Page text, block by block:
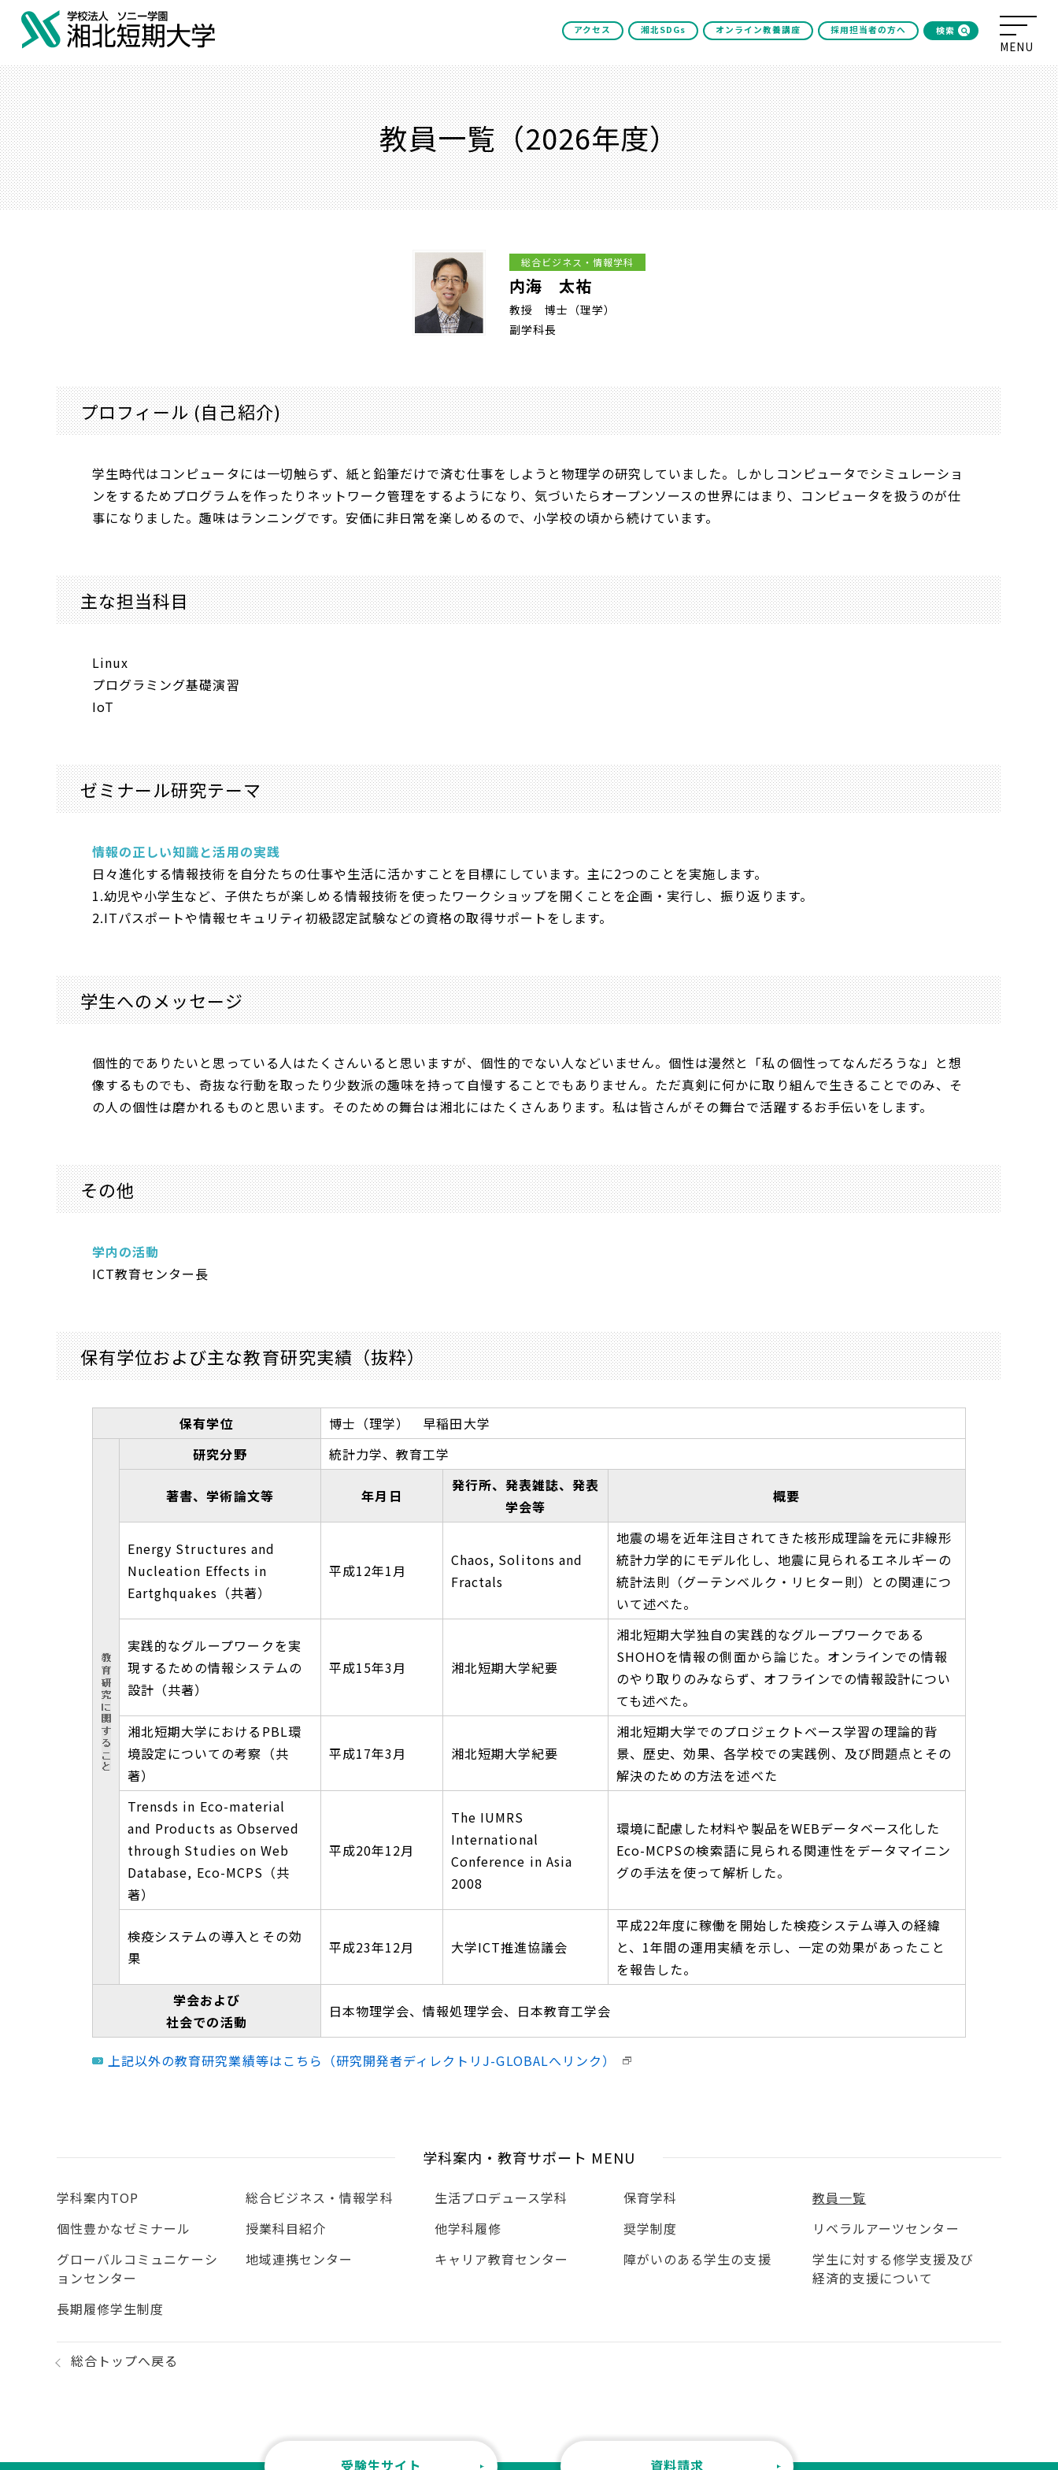
アクセス 湘北SDGs オンライン教養講座 採用担当者の方へ 検索
教員一覧（2026年度）
総合ビジネス・情報学科
内海 太祐
教授 博士（理学）
副学科長
プロフィール (自己紹介)
学生時代はコンピュータには一切触らず、紙と鉛筆だけで済む仕事をしようと物理学の研究していました。しかしコンピュータでシミュレーショ
ンをするためプログラムを作ったりネットワーク管理をするようになり、気づいたらオープンソースの世界にはまり、コンピュータを扱うのが仕
事になりました。趣味はランニングです。安価に非日常を楽しめるので、小学校の頃から続けています。
主な担当科目
Linux
プログラミング基礎演習
IoT
ゼミナール研究テーマ
情報の正しい知識と活用の実践
日々進化する情報技術を自分たちの仕事や生活に活かすことを目標にしています。主に2つのことを実施します。
1.幼児や小学生など、子供たちが楽しめる情報技術を使ったワークショップを開くことを企画・実行し、振り返ります。
2.ITパスポートや情報セキュリティ初級認定試験などの資格の取得サポートをします。
学生へのメッセージ
個性的でありたいと思っている人はたくさんいると思いますが、個性的でない人などいません。個性は漫然と「私の個性ってなんだろうな」と想
像するものでも、奇抜な行動を取ったり少数派の趣味を持って自慢することでもありません。ただ真剣に何かに取り組んで生きることでのみ、そ
の人の個性は磨かれるものと思います。そのための舞台は湘北にはたくさんあります。私は皆さんがその舞台で活躍するお手伝いをします。
その他
学内の活動
ICT教育センター長
保有学位および主な教育研究実績（抜粋）
保有学位
博士（理学） 早稲田大学
研究分野
統計力学、教育工学
著書、学術論文等 年月日
発行所、発表雑誌、発表
学会等
概要
Energy Structures and
Nucleation Effects in
Eartghquakes（共著）
平成12年1月
Chaos, Solitons and
Fractals
地震の場を近年注目されてきた核形成理論を元に非線形
統計力学的にモデル化し、地震に見られるエネルギーの
統計法則（グーテンベルク・リヒター則）との関連につ
いて述べた。
実践的なグループワークを実
現するための情報システムの
設計（共著）
平成15年3月 湘北短期大学紀要
湘北短期大学独自の実践的なグループワークである
SHOHOを情報の側面から論じた。オンラインでの情報
のやり取りのみならず、オフラインでの情報設計につい
ても述べた。
湘北短期大学におけるPBL環
境設定についての考察（共
著）
平成17年3月 湘北短期大学紀要
湘北短期大学でのプロジェクトベース学習の理論的背
景、歴史、効果、各学校での実践例、及び問題点とその
解決のための方法を述べた
Trensds in Eco-material
and Products as Observed
through Studies on Web
Database, Eco-MCPS（共
著）
平成20年12月
The IUMRS
International
Conference in Asia
2008
環境に配慮した材料や製品をWEBデータベース化した
Eco-MCPSの検索語に見られる関連性をデータマイニン
グの手法を使って解析した。
検疫システムの導入とその効
果
平成23年12月 大学ICT推進協議会
平成22年度に稼働を開始した検疫システム導入の経緯
と、1年間の運用実績を示し、一定の効果があったこと
を報告した。
学会および
社会での活動
日本物理学会、情報処理学会、日本教育工学会
上記以外の教育研究業績等はこちら（研究開発者ディレクトリJ-GLOBALへリンク）
学科案内・教育サポート MENU
学科案内TOP 総合ビジネス・情報学科 生活プロデュース学科 保育学科
教員一覧
個性豊かなゼミナール
授業科目紹介 他学科履修 奨学制度
リベラルアーツセンター
グローバルコミュニケーシ
ョンセンター
地域連携センター キャリア教育センター 障がいのある学生の支援
学生に対する修学支援及び
経済的支援について
長期履修学生制度
総合トップへ戻る
受験生サイト 資料請求